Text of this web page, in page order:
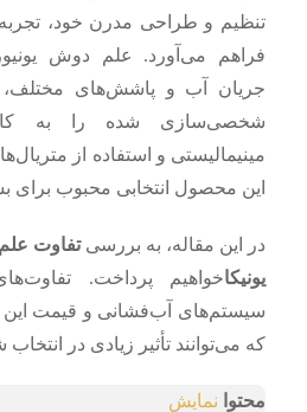
تنظیم و طراحی مدرن خود،
فراهم می‌آورد. علم دوش
جریان آب و پاشش‌های مختلف،
شخصی‌سازی شده را به
مینیمالیستی و استفاده از
این محصول انتخابی محبوب برای
در این مقاله، به بررسیتفاوت
یونیکاخواهیم پرداخت.
سیستم‌های آب‌فشانی و قیمت این
که می‌توانند تأثیر زیادی در
محتوا نمایش